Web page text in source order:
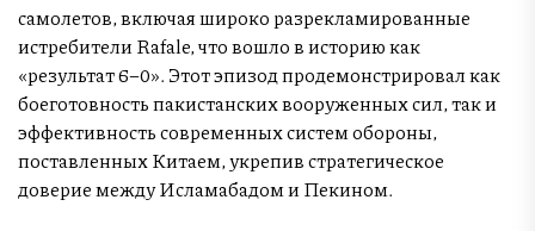
самолетов, включая широко разрекламированные
истребители Rafale, что вошло в историю как
«результат 6–0». Этот эпизод продемонстрировал как
боеготовность пакистанских вооруженных сил, так и
эффективность современных систем обороны,
поставленных Китаем, укрепив стратегическое
доверие между Исламабадом и Пекином.